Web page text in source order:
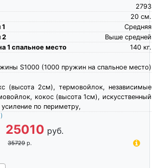
2793
см.
20
Средняя
2
Выше средней
1 спальное место
кг.
140
S1000 (1000 пружин на спальное место)
(высота 2см), термовойлок, независимые
кокос (высота 1см), искусственный
по периметру,
25010 руб.
35729 р.